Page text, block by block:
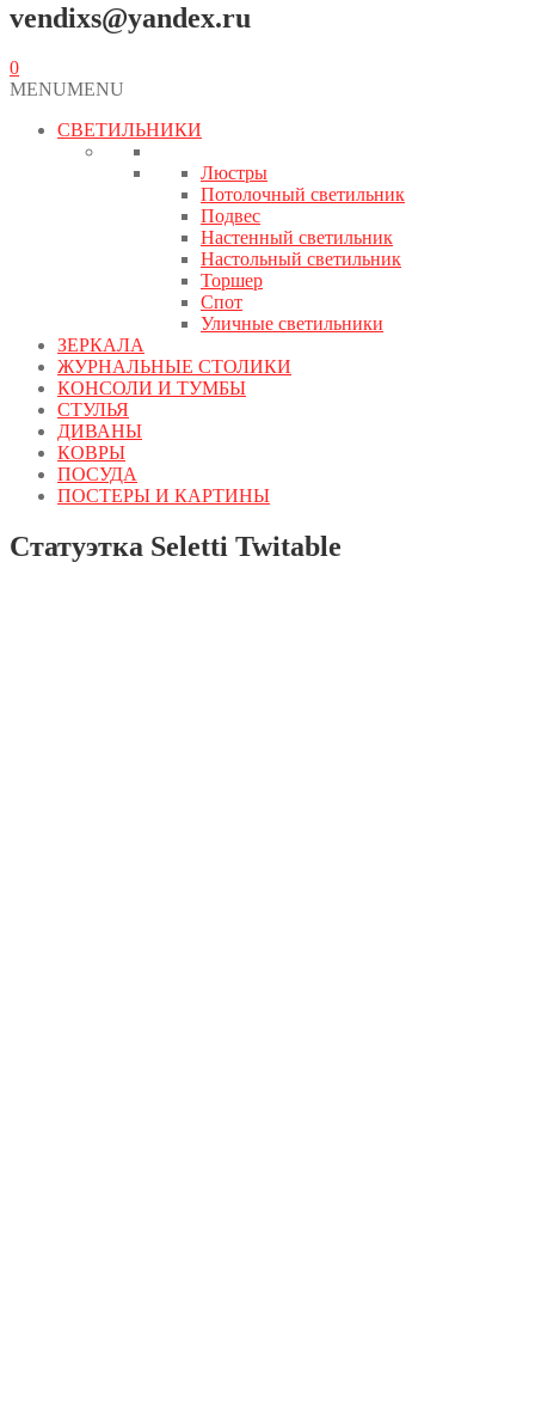
vendixs@yandex.ru
0
MENUMENU
СВЕТИЛЬНИКИ
Люстры
Потолочный светильник
Подвес
Настенный светильник
Настольный светильник
Торшер
Спот
Уличные светильники
ЗЕРКАЛА
ЖУРНАЛЬНЫЕ СТОЛИКИ
КОНСОЛИ И ТУМБЫ
СТУЛЬЯ
ДИВАНЫ
КОВРЫ
ПОСУДА
ПОСТЕРЫ И КАРТИНЫ
Статуэтка Seletti Twitable